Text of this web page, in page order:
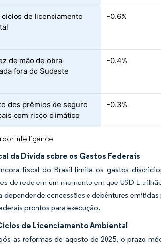
ciclos de licenciamento
-0.6%
de mão de obra
fora do Sudeste
-0.4%
dos prêmios de seguro
com risco climático
-0.3%
Intelligence
da Dívida sobre os Gastos Federais
fiscal do Brasil limita os gastos
de rede em um momento em que USD 1
depender de concessões e debêntures
prontos para execução.
de Licenciamento Ambiental
as reformas de agosto de 2025, o prazo